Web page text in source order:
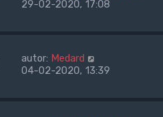
29-02-2020, 17:08
autor: Medard
04-02-2020, 13:39